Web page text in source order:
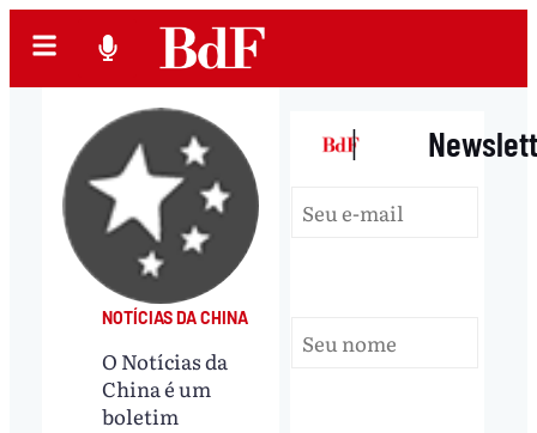
NOTÍCIAS DA CHINA
O Notícias da
China é um
boletim
|